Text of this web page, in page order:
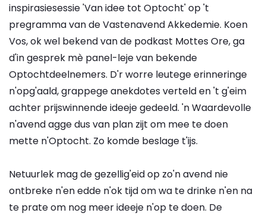
inspirasiesessie 'Van idee tot Optocht' op 't
pregramma van de Vastenavend Akkedemie. Koen
Vos, ok wel bekend van de podkast Mottes Ore, ga
d'in gesprek mè panel-leje van bekende
Optochtdeelnemers. D'r worre leutege erinneringe
n'opg'aald, grappege anekdotes verteld en 't g'eim
achter prijswinnende ideeje gedeeld. 'n Waardevolle
n'avend agge dus van plan zijt om mee te doen
mette n'Optocht. Zo komde beslage t'ijs.
Netuurlek mag de gezellig'eid op zo'n avend nie
ontbreke n'en edde n'ok tijd om wa te drinke n'en na
te prate om nog meer ideeje n'op te doen. De